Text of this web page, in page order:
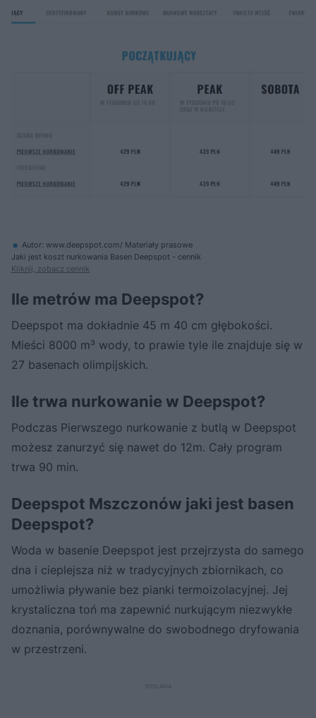
Autor: www.deepspot.com/ Materiały prasowe
Jaki jest koszt nurkowania Basen Deepspot - cennik
Kliknij, zobacz cennik
Ile metrów ma Deepspot?
Deepspot ma dokładnie 45 m 40 cm głębokości.
Mieści 8000 m³ wody, to prawie tyle ile znajduje się w
27 basenach olimpijskich.
Ile trwa nurkowanie w Deepspot?
Podczas Pierwszego nurkowanie z butlą w Deepspot
możesz zanurzyć się nawet do 12m. Cały program
trwa 90 min.
Deepspot Mszczonów jaki jest basen
Deepspot?
Woda w basenie Deepspot jest przejrzysta do samego
dna i cieplejsza niż w tradycyjnych zbiornikach, co
umożliwia pływanie bez pianki termoizolacyjnej. Jej
krystaliczna toń ma zapewnić nurkującym niezwykłe
doznania, porównywalne do swobodnego dryfowania
w przestrzeni.